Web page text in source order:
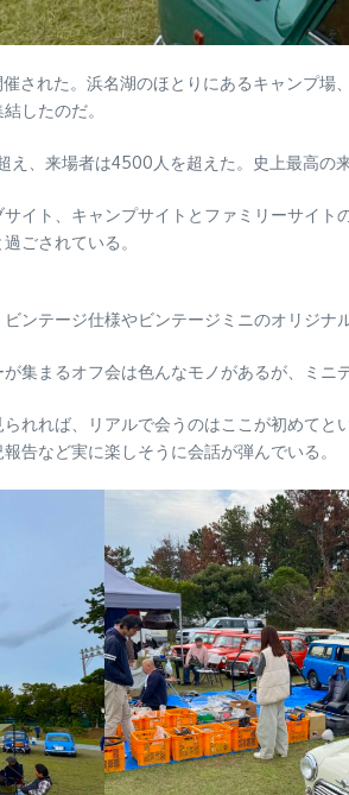
催された。浜名湖のほとりにあるキャン
したのだ。
、来場者は4500人を超えた。史上最高の
イト、キャンプサイトとファミリーサイ
ごされている。
ンテージ仕様やビンテージミニのオリジ
集まるオフ会は色んなモノがあるが、ミ
れれば、リアルで会うのはここが初めて
告など実に楽しそうに会話が弾んでいる。